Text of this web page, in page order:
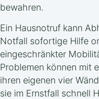
bewahren.
Ein Hausnotruf kann
Notfall sofortige Hilfe
eingeschränkter
Problemen können mit
ihren eigenen vier
sie im Ernstfall schnell